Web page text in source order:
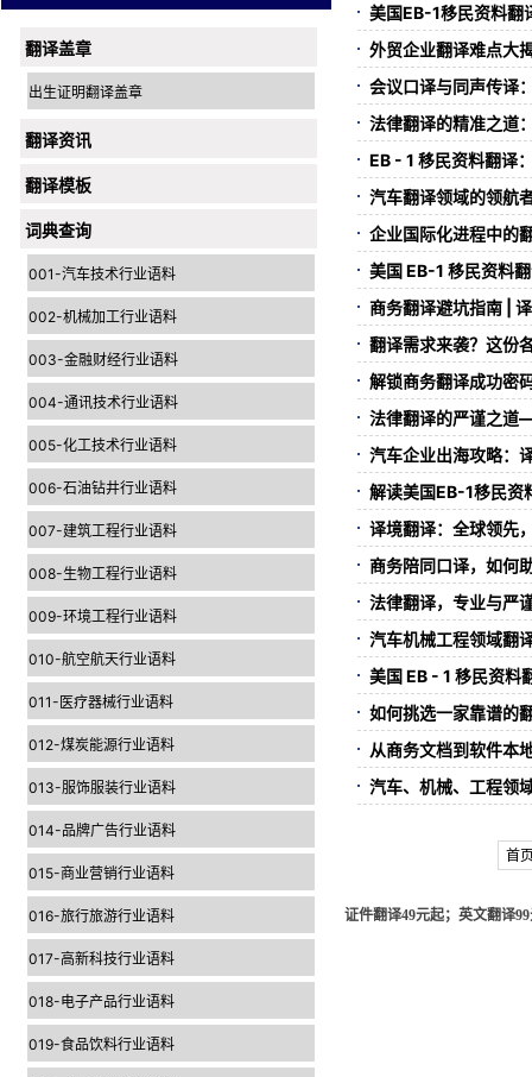
翻译盖章
出生证明翻译盖章
翻译资讯
翻译模板
词典查询
001-汽车技术行业语料
002-机械加工行业语料
003-金融财经行业语料
004-通讯技术行业语料
005-化工技术行业语料
006-石油钻井行业语料
007-建筑工程行业语料
008-生物工程行业语料
009-环境工程行业语料
010-航空航天行业语料
011-医疗器械行业语料
012-煤炭能源行业语料
013-服饰服装行业语料
014-品牌广告行业语料
015-商业营销行业语料
016-旅行旅游行业语料
017-高新科技行业语料
018-电子产品行业语料
019-食品饮料行业语料
美国EB-1移民资料翻
外贸企业翻译难点大
会议口译与同声传译
法律翻译的精准之道
EB - 1 移民资料翻译
汽车翻译领域的领航
企业国际化进程中的
美国 EB-1 移民资料
商务翻译避坑指南 |
翻译需求来袭？这份
解锁商务翻译成功密
法律翻译的严谨之
汽车企业出海攻略：
解读美国EB-1移民资
译境翻译：全球领先
商务陪同口译，如何
法律翻译，专业与严
汽车机械工程领域翻
美国 EB - 1 移民资料
如何挑选一家靠谱的
从商务文档到软件本
汽车、机械、工程领
首
证件翻译49元起；英文翻译